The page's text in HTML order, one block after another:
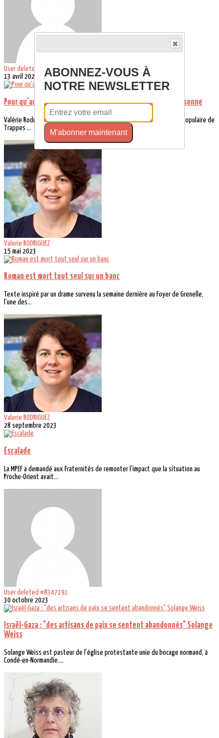
User deleted #8347191
13 avril 2023
Pour qu'aucun petit billet de cinq euros n'humilie plus personne
Valérie Rodriguez, équipière-directrice de la fraternité de la Mission populaire de
Trappes ...
Valerie RODRIGUEZ
15 mai 2023
Roman est mort tout seul sur un banc
Texte inspiré par un drame survenu la semaine dernière au Foyer de Grenelle,
l’une des...
Valerie RODRIGUEZ
28 septembre 2023
Escalade
La MPEF a demandé aux Fraternités de remonter l'impact que la situation au
Proche-Orient avait...
User deleted #8347191
30 octobre 2023
Israël-Gaza : "des artisans de paix se sentent abandonnés" Solange
Weiss
Solange Weiss est pasteur de l'église protestante unie du bocage normand, à
Condé-en-Normandie....
ABONNEZ-VOUS À
NOTRE NEWSLETTER
M'abonner maintenant